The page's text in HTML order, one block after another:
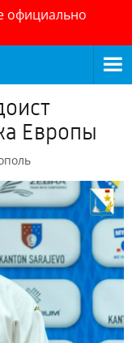
официально
Европы